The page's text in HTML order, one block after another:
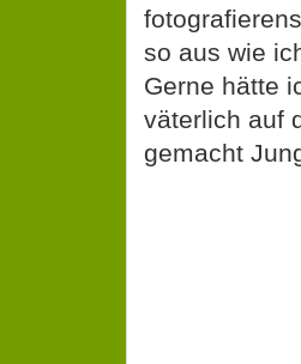
so aus wie
Gerne hätte
väterlich auf
gemacht